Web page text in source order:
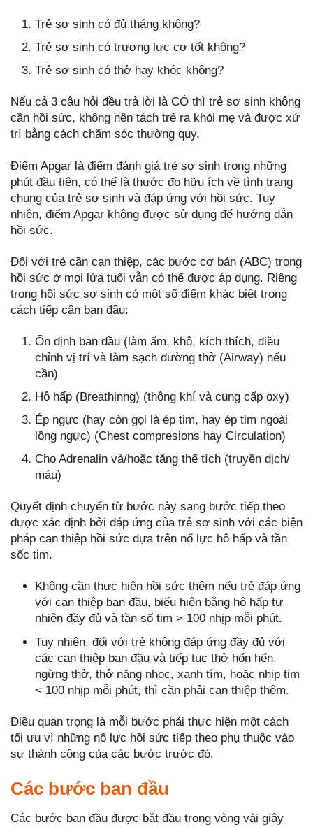
Trẻ sơ sinh có đủ tháng không?
Trẻ sơ sinh có trương lực cơ tốt không?
Trẻ sơ sinh có thở hay khóc không?
Nếu cả 3 câu hỏi đều trả lời là CÓ thì trẻ sơ sinh không
cần hồi sức, không nên tách trẻ ra khỏi mẹ và được xử
trí bằng cách chăm sóc thường quy.
Điểm Apgar là điểm đánh giá trẻ sơ sinh trong những
phút đầu tiên, có thể là thước đo hữu ích về tình trạng
chung của trẻ sơ sinh và đáp ứng với hồi sức. Tuy
nhiên, điểm Apgar không được sử dụng để hướng dẫn
hồi sức.
Đối với trẻ cần can thiệp, các bước cơ bản (ABC) trong
hồi sức ở mọi lứa tuổi vẫn có thể được áp dụng. Riêng
trong hồi sức sơ sinh có một số điểm khác biệt trong
cách tiếp cận ban đầu:
Ổn định ban đầu (làm ấm, khô, kích thích, điều
chỉnh vị trí và làm sạch đường thở (Airway) nếu
cần)
Hô hấp (Breathinng) (thông khí và cung cấp oxy)
Ép ngực (hay còn gọi là ép tim, hay ép tim ngoài
lồng ngực) (Chest compresions hay Circulation)
Cho Adrenalin và/hoặc tăng thể tích (truyền dịch/
máu)
Quyết định chuyển từ bước này sang bước tiếp theo
được xác định bởi đáp ứng của trẻ sơ sinh với các biện
pháp can thiệp hồi sức dựa trên nổ lực hô hấp và tần
sốc tim.
Không cần thực hiện hồi sức thêm nếu trẻ đáp ứng
với can thiệp ban đầu, biểu hiện bằng hô hấp tự
nhiên đầy đủ và tần số tim > 100 nhịp mỗi phút.
Tuy nhiên, đối với trẻ không đáp ứng đầy đủ với
các can thiệp ban đầu và tiếp tục thở hổn hển,
ngừng thở, thở nặng nhọc, xanh tím, hoặc nhịp tim
< 100 nhịp mỗi phút, thì cần phải can thiệp thêm.
Điều quan trọng là mỗi bước phải thực hiện một cách
tối ưu vì những nổ lực hồi sức tiếp theo phụ thuộc vào
sự thành công của các bước trước đó.
Các bước ban đầu
Các bước ban đầu được bắt đầu trong vòng vài giây